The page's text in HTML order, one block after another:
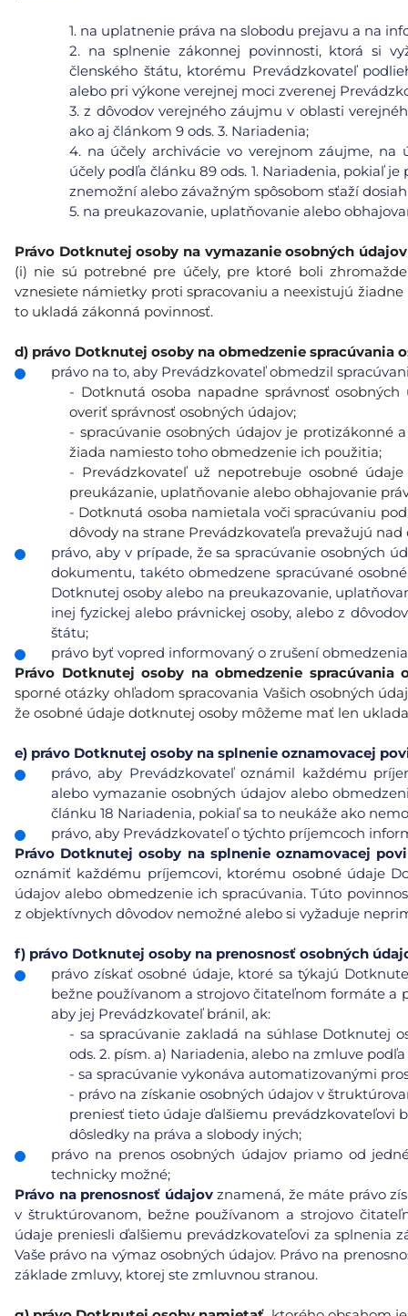
1. na uplatnenie práva na slobodu prejavu a na
2. na splnenie zákonnej povinnosti, ktorá si
členského štátu, ktorému Prevádzkovateľ
alebo pri výkone verejnej moci zverenej
3.z dôvodov verejného záujmu v oblasti
ako aj článkom 9 ods. 3. Nariadenia;
4. na účely archivácie vo verejnom záujme, na
účely podľa článku 89 ods. 1. Nariadenia, pokiaľ
znemožní alebo závažným spôsobom sťaží
5. na preukazovanie, uplatňovanie alebo
Právo Dotknutej osoby na vymazanie osobných údajov
(i) nie sú potrebné pre účely, pre ktoré boli
vznesiete námietky proti spracovaniu a neexistujú
to ukladá zákonná povinnosť.
d) právo Dotknutej osoby na obmedzenie spracúvania
právo na to, aby Prevádzkovateľ obmedzil
- Dotknutá osoba napadne správnosť
overiť správnosť osobných údajov;
- spracúvanie osobných údajov je protizákonné
žiada namiesto toho obmedzenie ich použitia;
- Prevádzkovateľ už nepotrebuje osobné
preukázanie, uplatňovanie alebo obhajovanie
- Dotknutá osoba namietala voči spracúvaniu
dôvody na strane Prevádzkovateľa prevažujú
právo, aby v prípade, že sa spracúvanie osobných
dokumentu, takéto obmedzene spracúvané
Dotknutej osoby alebo na preukazovanie,
inej fyzickej alebo právnickej osoby, alebo z
štátu;
právo byť vopred informovaný o zrušení
Právo Dotknutej osoby na obmedzenie spracúvania
sporné otázky ohľadom spracovania Vašich osobných
že osobné údaje dotknutej osoby môžeme mať len
e) právo Dotknutej osoby na splnenie oznamovacej
právo, aby Prevádzkovateľ oznámil každému
alebo vymazanie osobných údajov alebo
článku 18 Nariadenia, pokiaľ sa to neukáže ako
právo, aby Prevádzkovateľ o týchto príjemcoch
Právo Dotknutej osoby na splnenie oznamovacej
oznámiť každému príjemcovi, ktorému osobné údaje
údajov alebo obmedzenie ich spracúvania. Túto
z objektívnych dôvodov nemožné alebo si vyžaduje
f) právo Dotknutej osoby na prenosnosť osobných
právo získať osobné údaje, ktoré sa týkajú
bežne používanom a strojovo čitateľnom formáte a
aby jej Prevádzkovateľ bránil, ak:
- sa spracúvanie zakladá na súhlase Dotknutej
ods. 2. písm. a) Nariadenia, alebo na zmluve
- sa spracúvanie vykonáva automatizovanými
- právo na získanie osobných údajov v
preniesť tieto údaje ďalšiemu prevádzkovateľovi
dôsledky na práva a slobody iných;
právo na prenos osobných údajov priamo od
technicky možné;
Právo na prenosnosť údajovznamená, že máte právo
v štruktúrovanom, bežne používanom a strojovo
údaje preniesli ďalšiemu prevádzkovateľovi za
Vaše právo na výmaz osobných údajov. Právo na
základe zmluvy, ktorej ste zmluvnou stranou.